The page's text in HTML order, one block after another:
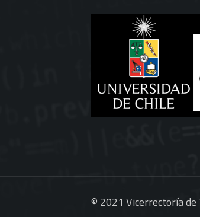
© 2021 Vicerrectoría